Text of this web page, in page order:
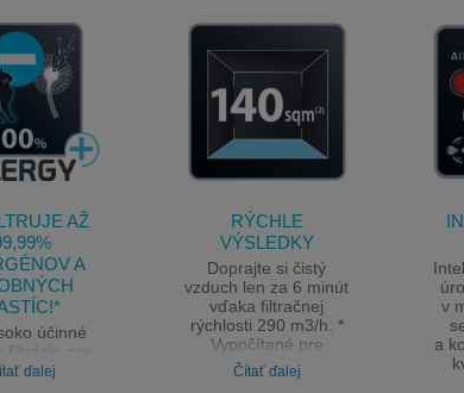
AŽ
A
účinné
filtrácie pre
vzduch:
ďalej
RÝCHLE
VÝSLEDKY
Doprajte si čistý
vzduch len za 6 minút
vďaka filtračnej
rýchlosti 290 m3/h. *
Vypočítané pre
miestnosť s plochou
12 m²
Čítať ďalej
v
a